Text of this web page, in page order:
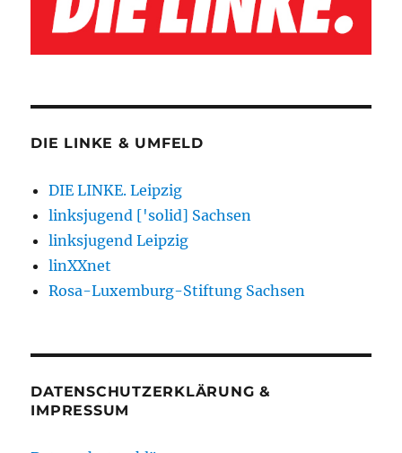
DIE LINKE & UMFELD
DIE LINKE. Leipzig
linksjugend ['solid] Sachsen
linksjugend Leipzig
linXXnet
Rosa-Luxemburg-Stiftung Sachsen
DATENSCHUTZERKLÄRUNG &
IMPRESSUM